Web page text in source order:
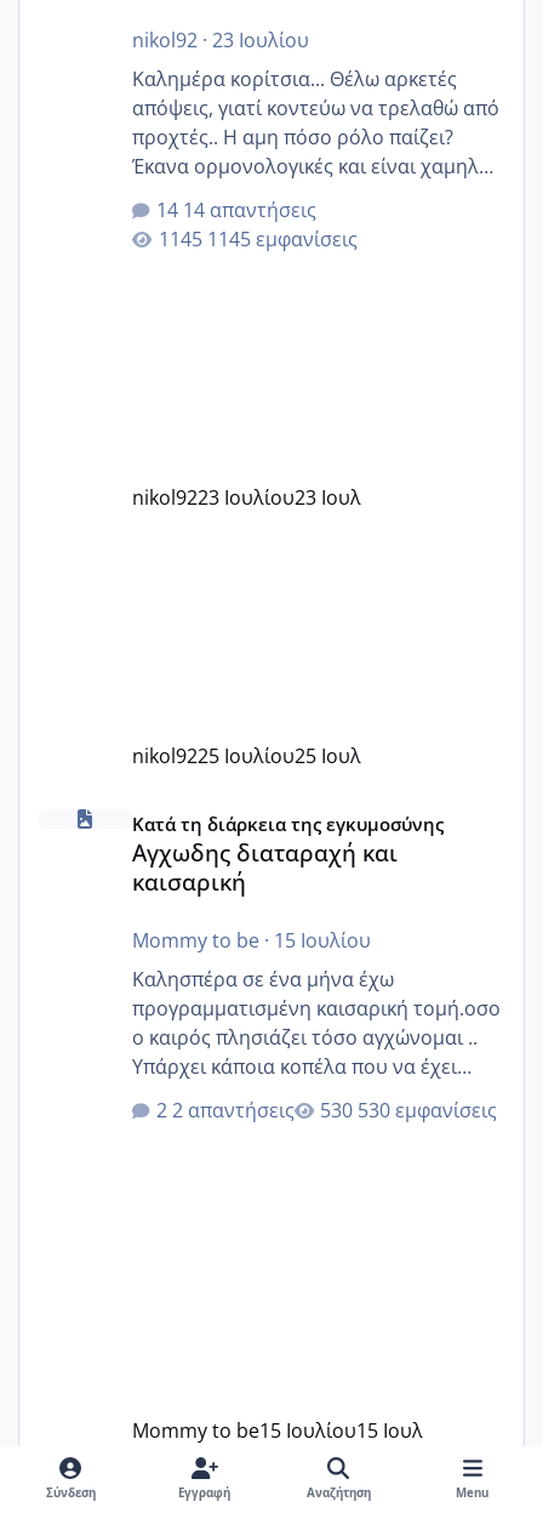
nikol92· 23 Ιουλίου
Καλημέρα κορίτσια... Θέλω αρκετές
απόψεις, γιατί κοντεύω να τρελαθώ από
προχτές.. Η αμη πόσο ρόλο παίζει?
Έκανα ορμονολογικές και είναι χαμηλή
για την ηλικία μου.. Είχα ήδη μια
εγκυμοσύνη, που έπρεπε να τερματιστεί
στην 27η εβδομάδα και προσπαθώ 7
14 απαντήσεις
1145 εμφανίσεις
nikol9223 Ιουλίου23 Ιουλ
nikol9225 Ιουλίου25 Ιουλ
Αγχωδης διαταραχή και καισαρική
Κατά τη διάρκεια της εγκυμοσύνης
Αγχωδης διαταραχή και
καισαρική
Mommy to be· 15 Ιουλίου
Καλησπέρα σε ένα μήνα έχω
προγραμματισμένη καισαρική τομή.οσο
ο καιρός πλησιάζει τόσο αγχώνομαι ..
Υπάρχει κάποια κοπέλα που να έχει
παρόμοιο ιστορικό να μας πει την
εμπειρία της;Να σημειώσω είναι η
2 απαντήσεις 530 εμφανίσεις
Mommy to be15 Ιουλίου15 Ιουλ
Σύνδεση Εγγραφή Αναζήτηση Menu